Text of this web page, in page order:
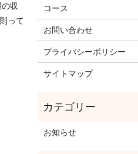
収
って
コース
お問い合わせ
プライバシーポリシー
サイトマップ
お知らせ